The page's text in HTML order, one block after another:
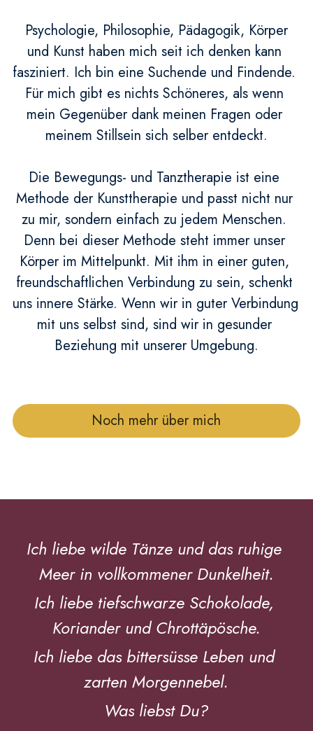
und Kunst haben mich seit ich denken kann
fasziniert. Ich bin eine Suchende und Findende.
Für mich gibt es nichts Schöneres, als wenn
mein Gegenüber dank meinen Fragen oder
meinem Stillsein sich selber entdeckt.
Die Bewegungs- und Tanztherapie ist eine
Methode der Kunsttherapie und passt nicht nur
zu mir, sondern einfach zu jedem Menschen.
Denn bei dieser Methode steht immer unser
Körper im Mittelpunkt. Mit ihm in einer guten,
freundschaftlichen Verbindung zu sein, schenkt
uns innere Stärke. Wenn wir in guter Verbindung
mit uns selbst sind, sind wir in gesunder
Beziehung mit unserer Umgebung.
Noch mehr über mich
Ich liebe wilde Tänze und das ruhige
Meer in vollkommener Dunkelheit.
Ich liebe tiefschwarze Schokolade,
Koriander und Chrottäpösche.
Ich liebe das bittersüsse Leben und
zarten Morgennebel.
Was liebst Du?